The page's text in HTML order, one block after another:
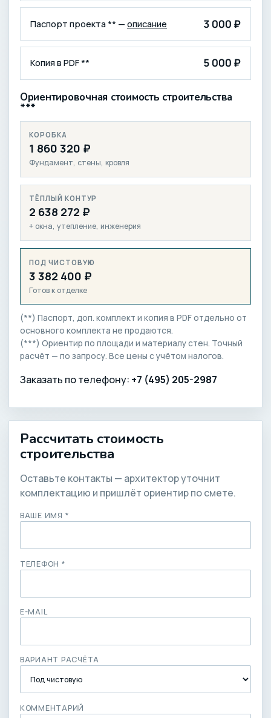
Паспорт проекта ** — описание 3 000 ₽
Копия в PDF ** 5 000 ₽
Ориентировочная стоимость строительства
***
КОРОБКА
1 860 320 ₽
Фундамент, стены, кровля
ТЁПЛЫЙ КОНТУР
2 638 272 ₽
+ окна, утепление, инженерия
ПОД ЧИСТОВУЮ
3 382 400 ₽
Готов к отделке
(**) Паспорт, доп. комплект и копия в PDF отдельно от
основного комплекта не продаются.
(***) Ориентир по площади и материалу стен. Точный
расчёт — по запросу. Все цены с учётом налогов.
Заказать по телефону: +7 (495) 205-2987
Рассчитать стоимость
строительства
Оставьте контакты — архитектор уточнит
комплектацию и пришлёт ориентир по смете.
ВАШЕ ИМЯ *
ТЕЛЕФОН *
E-MAIL
ВАРИАНТ РАСЧЁТА
КОММЕНТАРИЙ